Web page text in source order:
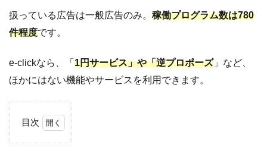
扱っている広告は一般広告のみ。 稼働プログラム数は780
件程度です。
e-clickなら、「 1円サービス」や「逆プロポーズ」など、
ほかにはない機能やサービスを利用できます。
目次